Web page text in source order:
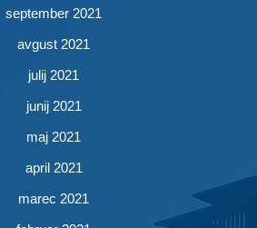
september 2021
avgust 2021
julij 2021
junij 2021
maj 2021
april 2021
marec 2021